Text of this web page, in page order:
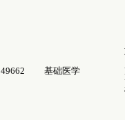
基础医学